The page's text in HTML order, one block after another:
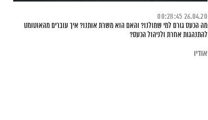
26.04.20
00:28:45
מה הכעס גורם למי שמולנו? והאם הוא משרת אותנו? איך עוברים מהאוטומט
להתנהגות אחרת ולניהול הכעס?
אודיו